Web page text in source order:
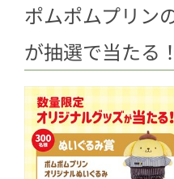
ポムポムプリン
が抽選で当たる